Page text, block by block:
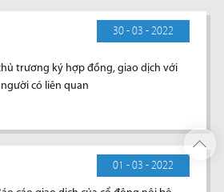
30 - 03 - 2022
trương ký hợp đồng, giao dịch với
người có liên quan
01 - 03 - 2022